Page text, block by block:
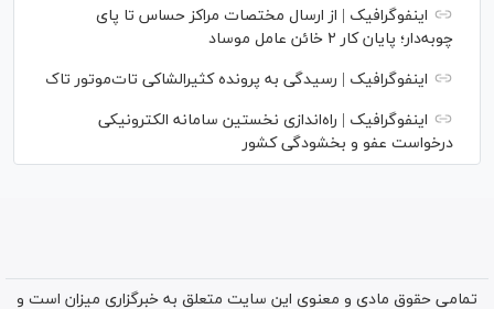
اینفوگرافیک | از ارسال مختصات مراکز حساس تا پای
چوبه‌دار؛ پایان کار ۲ خائن عامل موساد
اینفوگرافیک | رسیدگی به پرونده کثیرالشاکی تات‌موتور تاک
اینفوگرافیک | راه‌اندازی نخستین سامانه الکترونیکی
درخواست عفو و بخشودگی کشور
تمامی حقوق مادی و معنوی این سایت متعلق به خبرگزاری میزان است و